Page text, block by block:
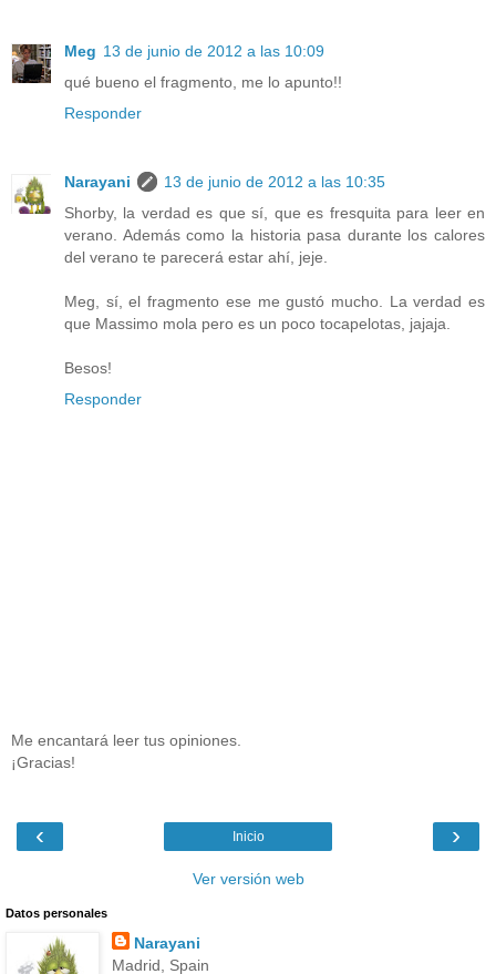
Meg 13 de junio de 2012 a las 10:09
qué bueno el fragmento, me lo apunto!!
Responder
Narayani
13 de junio de 2012 a las 10:35
Shorby, la verdad es que sí, que es fresquita para leer en
verano. Además como la historia pasa durante los calores
del verano te parecerá estar ahí, jeje.
Meg, sí, el fragmento ese me gustó mucho. La verdad es
que Massimo mola pero es un poco tocapelotas, jajaja.
Besos!
Responder
Me encantará leer tus opiniones.
¡Gracias!
‹ ›
Inicio
Ver versión web
Datos personales
Narayani
Madrid, Spain